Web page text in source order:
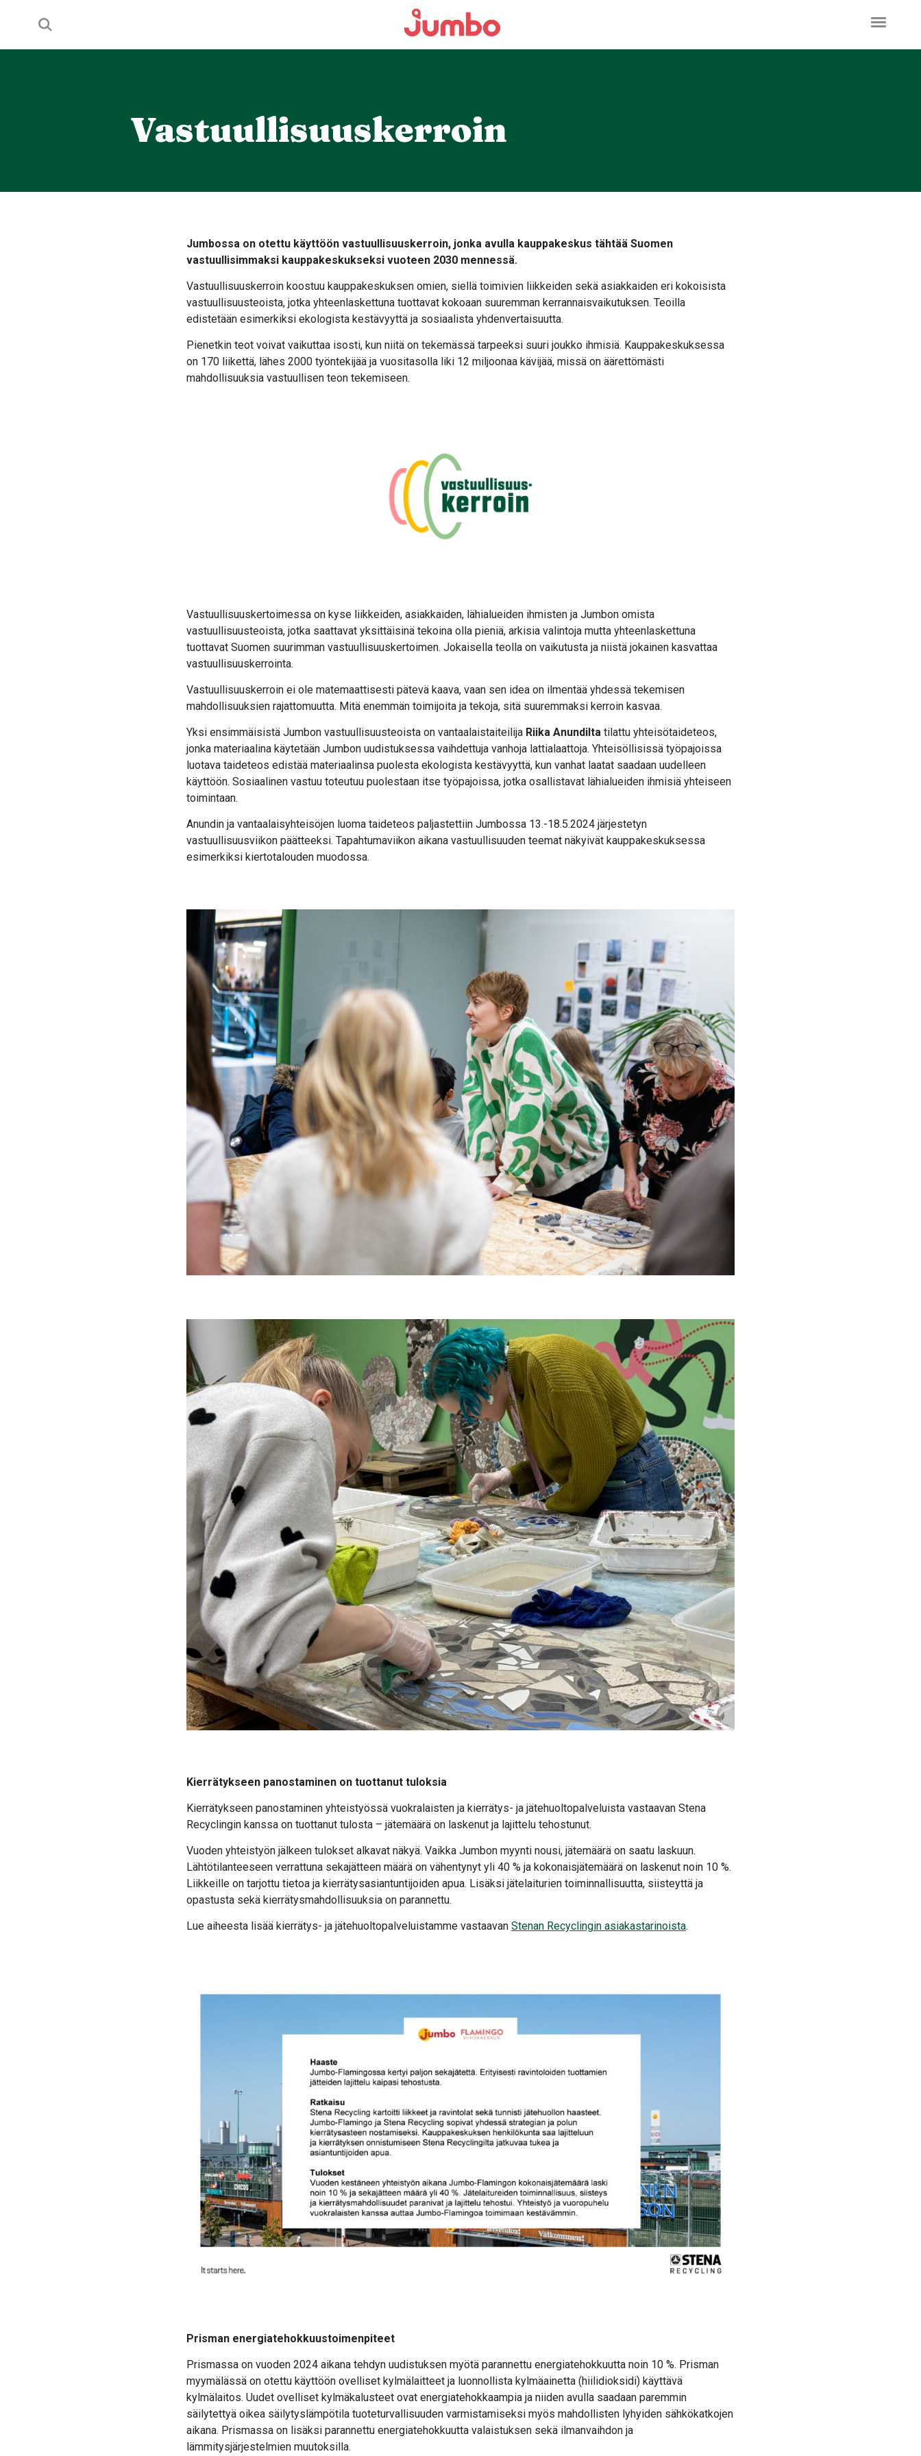
Vastuullisuuskerroin
Jumbossa on otettu käyttöön vastuullisuuskerroin, jonka avulla kauppakeskus tähtää Suomen
vastuullisimmaksi kauppakeskukseksi vuoteen 2030 mennessä.
Vastuullisuuskerroin koostuu kauppakeskuksen omien, siellä toimivien liikkeiden sekä asiakkaiden eri kokoisista
vastuullisuusteoista, jotka yhteenlaskettuna tuottavat kokoaan suuremman kerrannaisvaikutuksen. Teoilla
edistetään esimerkiksi ekologista kestävyyttä ja sosiaalista yhdenvertaisuutta.
Pienetkin teot voivat vaikuttaa isosti, kun niitä on tekemässä tarpeeksi suuri joukko ihmisiä. Kauppakeskuksessa
on 170 liikettä, lähes 2000 työntekijää ja vuositasolla liki 12 miljoonaa kävijää, missä on äärettömästi
mahdollisuuksia vastuullisen teon tekemiseen.
Vastuullisuuskertoimessa on kyse liikkeiden, asiakkaiden, lähialueiden ihmisten ja Jumbon omista
vastuullisuusteoista, jotka saattavat yksittäisinä tekoina olla pieniä, arkisia valintoja mutta yhteenlaskettuna
tuottavat Suomen suurimman vastuullisuuskertoimen. Jokaisella teolla on vaikutusta ja niistä jokainen kasvattaa
vastuullisuuskerrointa.
Vastuullisuuskerroin ei ole matemaattisesti pätevä kaava, vaan sen idea on ilmentää yhdessä tekemisen
mahdollisuuksien rajattomuutta. Mitä enemmän toimijoita ja tekoja, sitä suuremmaksi kerroin kasvaa.
Yksi ensimmäisistä Jumbon vastuullisuusteoista on vantaalaistaiteilija Riika Anundiltatilattu yhteisötaideteos,
jonka materiaalina käytetään Jumbon uudistuksessa vaihdettuja vanhoja lattialaattoja. Yhteisöllisissä työpajoissa
luotava taideteos edistää materiaalinsa puolesta ekologista kestävyyttä, kun vanhat laatat saadaan uudelleen
käyttöön. Sosiaalinen vastuu toteutuu puolestaan itse työpajoissa, jotka osallistavat lähialueiden ihmisiä yhteiseen
toimintaan.
Anundin ja vantaalaisyhteisöjen luoma taideteos paljastettiin Jumbossa 13.-18.5.2024 järjestetyn
vastuullisuusviikon päätteeksi. Tapahtumaviikon aikana vastuullisuuden teemat näkyivät kauppakeskuksessa
esimerkiksi kiertotalouden muodossa.
Kierrätykseen panostaminen on tuottanut tuloksia
Kierrätykseen panostaminen yhteistyössä vuokralaisten ja kierrätys- ja jätehuoltopalveluista vastaavan Stena
Recyclingin kanssa on tuottanut tulosta – jätemäärä on laskenut ja lajittelu tehostunut.
Vuoden yhteistyön jälkeen tulokset alkavat näkyä. Vaikka Jumbon myynti nousi, jätemäärä on saatu laskuun.
Lähtötilanteeseen verrattuna sekajätteen määrä on vähentynyt yli 40 % ja kokonaisjätemäärä on laskenut noin 10 %.
Liikkeille on tarjottu tietoa ja kierrätysasiantuntijoiden apua. Lisäksi jätelaiturien toiminnallisuutta, siisteyttä ja
opastusta sekä kierrätysmahdollisuuksia on parannettu.
Lue aiheesta lisää kierrätys- ja jätehuoltopalveluistamme vastaavan Stenan Recyclingin asiakastarinoista.
Prisman energiatehokkuustoimenpiteet
Prismassa on vuoden 2024 aikana tehdyn uudistuksen myötä parannettu energiatehokkuutta noin 10 %. Prisman
myymälässä on otettu käyttöön ovelliset kylmälaitteet ja luonnollista kylmäainetta (hiilidioksidi) käyttävä
kylmälaitos. Uudet ovelliset kylmäkalusteet ovat energiatehokkaampia ja niiden avulla saadaan paremmin
säilytettyä oikea säilytyslämpötila tuoteturvallisuuden varmistamiseksi myös mahdollisten lyhyiden sähkökatkojen
aikana. Prismassa on lisäksi parannettu energiatehokkuutta valaistuksen sekä ilmanvaihdon ja
lämmitysjärjestelmien muutoksilla.